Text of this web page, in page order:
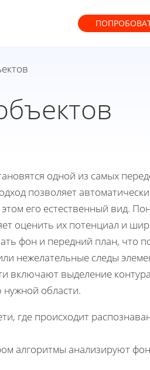
одной из самых
позволяет
его естественный вид.
оценить их потенциал и
фон и передний план, что
нежелательные следы
включают выделение
области.
где происходит
алгоритмы анализируют